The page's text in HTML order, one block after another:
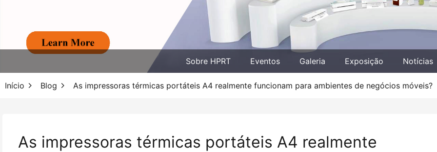
Sobre HPRT Eventos Galeria Exposição Notícias
Início Blog As impressoras térmicas portáteis A4 realmente funcionam para ambientes de negócios móveis?
As impressoras térmicas portáteis A4 realmente